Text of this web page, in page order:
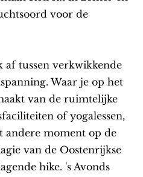
voor de
af tussen verkwikkende
Waar je op het
van de ruimtelijke
of yogalessen,
andere moment op de
van de Oostenrijkse
hike. 's Avonds